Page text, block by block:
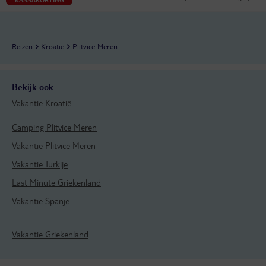
Reizen Kroatië Plitvice Meren
Bekijk ook
Vakantie Kroatië
Camping Plitvice Meren
Vakantie Plitvice Meren
Vakantie Turkije
Last Minute Griekenland
Vakantie Spanje
Vakantie Griekenland